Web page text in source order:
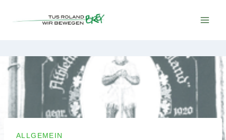
Inhalt
ALLGEMEIN